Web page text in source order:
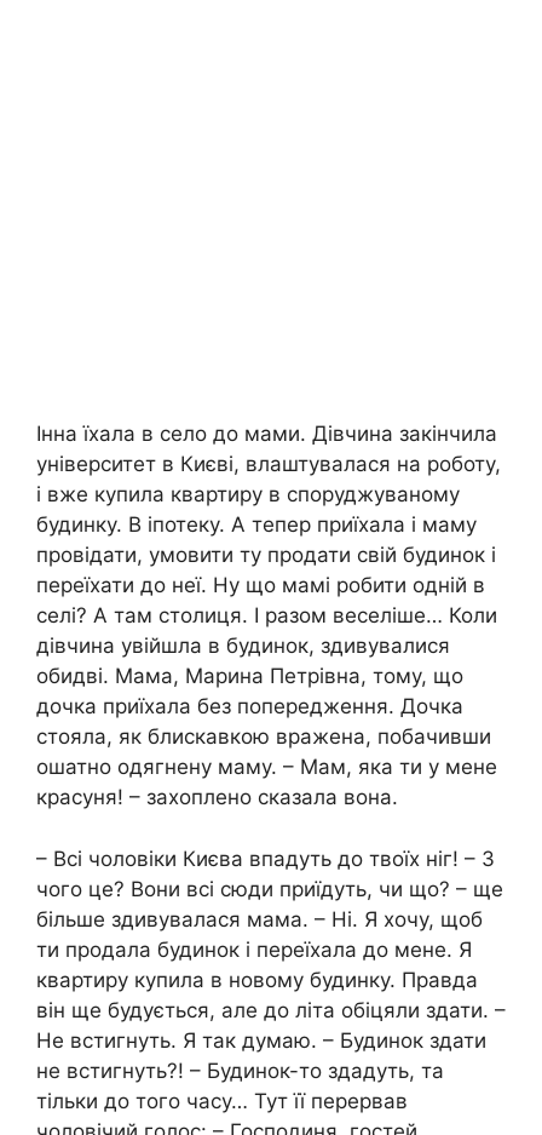
Інна їхала в село до мами. Дівчина закінчила
університет в Києві, влаштувалася на роботу,
і вже купила квартиру в споруджуваному
будинку. В іпотеку. А тепер приїхала і маму
провідати, умовити ту продати свій будинок і
переїхати до неї. Ну що мамі робити одній в
селі? А там столиця. І разом веселіше… Коли
дівчина увійшла в будинок, здивувалися
обидві. Мама, Марина Петрівна, тому, що
дочка приїхала без попередження. Дочка
стояла, як блискавкою вражена, побачивши
ошатно одягнену маму. – Мам, яка ти у мене
красуня! – захоплено сказала вона.
– Всі чоловіки Києва впадуть до твоїх ніг! – З
чого це? Вони всі сюди приїдуть, чи що? – ще
більше здивувалася мама. – Ні. Я хочу, щоб
ти продала будинок і переїхала до мене. Я
квартиру купила в новому будинку. Правда
він ще будується, але до літа обіцяли здати. –
Не встигнуть. Я так думаю. – Будинок здати
не встигнуть?! – Будинок-то здадуть, та
тільки до того часу… Тут її перервав